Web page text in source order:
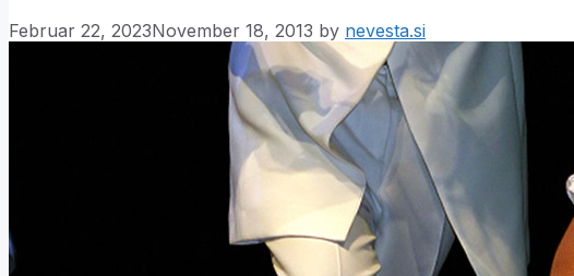
Februar 22, 2023November 18, 2013 by nevesta.si